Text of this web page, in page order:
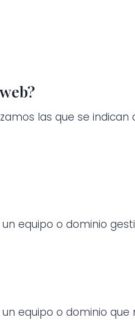
las que se indican
equipo o dominio
equipo o dominio